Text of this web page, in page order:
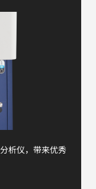
析仪，带来优秀